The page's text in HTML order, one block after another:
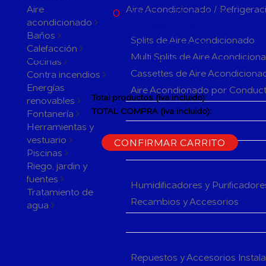
Aire
acondicionado
Baños
Calefacción
Cocinas
Contra incendios
Energías
renovables
Fontanería
Herramientas y
vestuario
Piscinas
Riego, jardin y
fuentes
Tratamiento de
agua
Aire Acondicionado /
Splits de Aire Acondicionado
Multi Splits de Aire
Cassettes de Aire
Aire Acondionado por
Herramientas y accesorios de
Sistemas de Regulación de
Humidificadores y
Recambios y Accesorios
Repuestos y Accesorios
0 PRODUCTOS EN SU
ACTUALMENTE 1 PRODUCTO
EN SU CARRITO.
Total productos (iva incluido):
TOTAL COMPRA (iva incluido):
CONFIRMAR CARRITO